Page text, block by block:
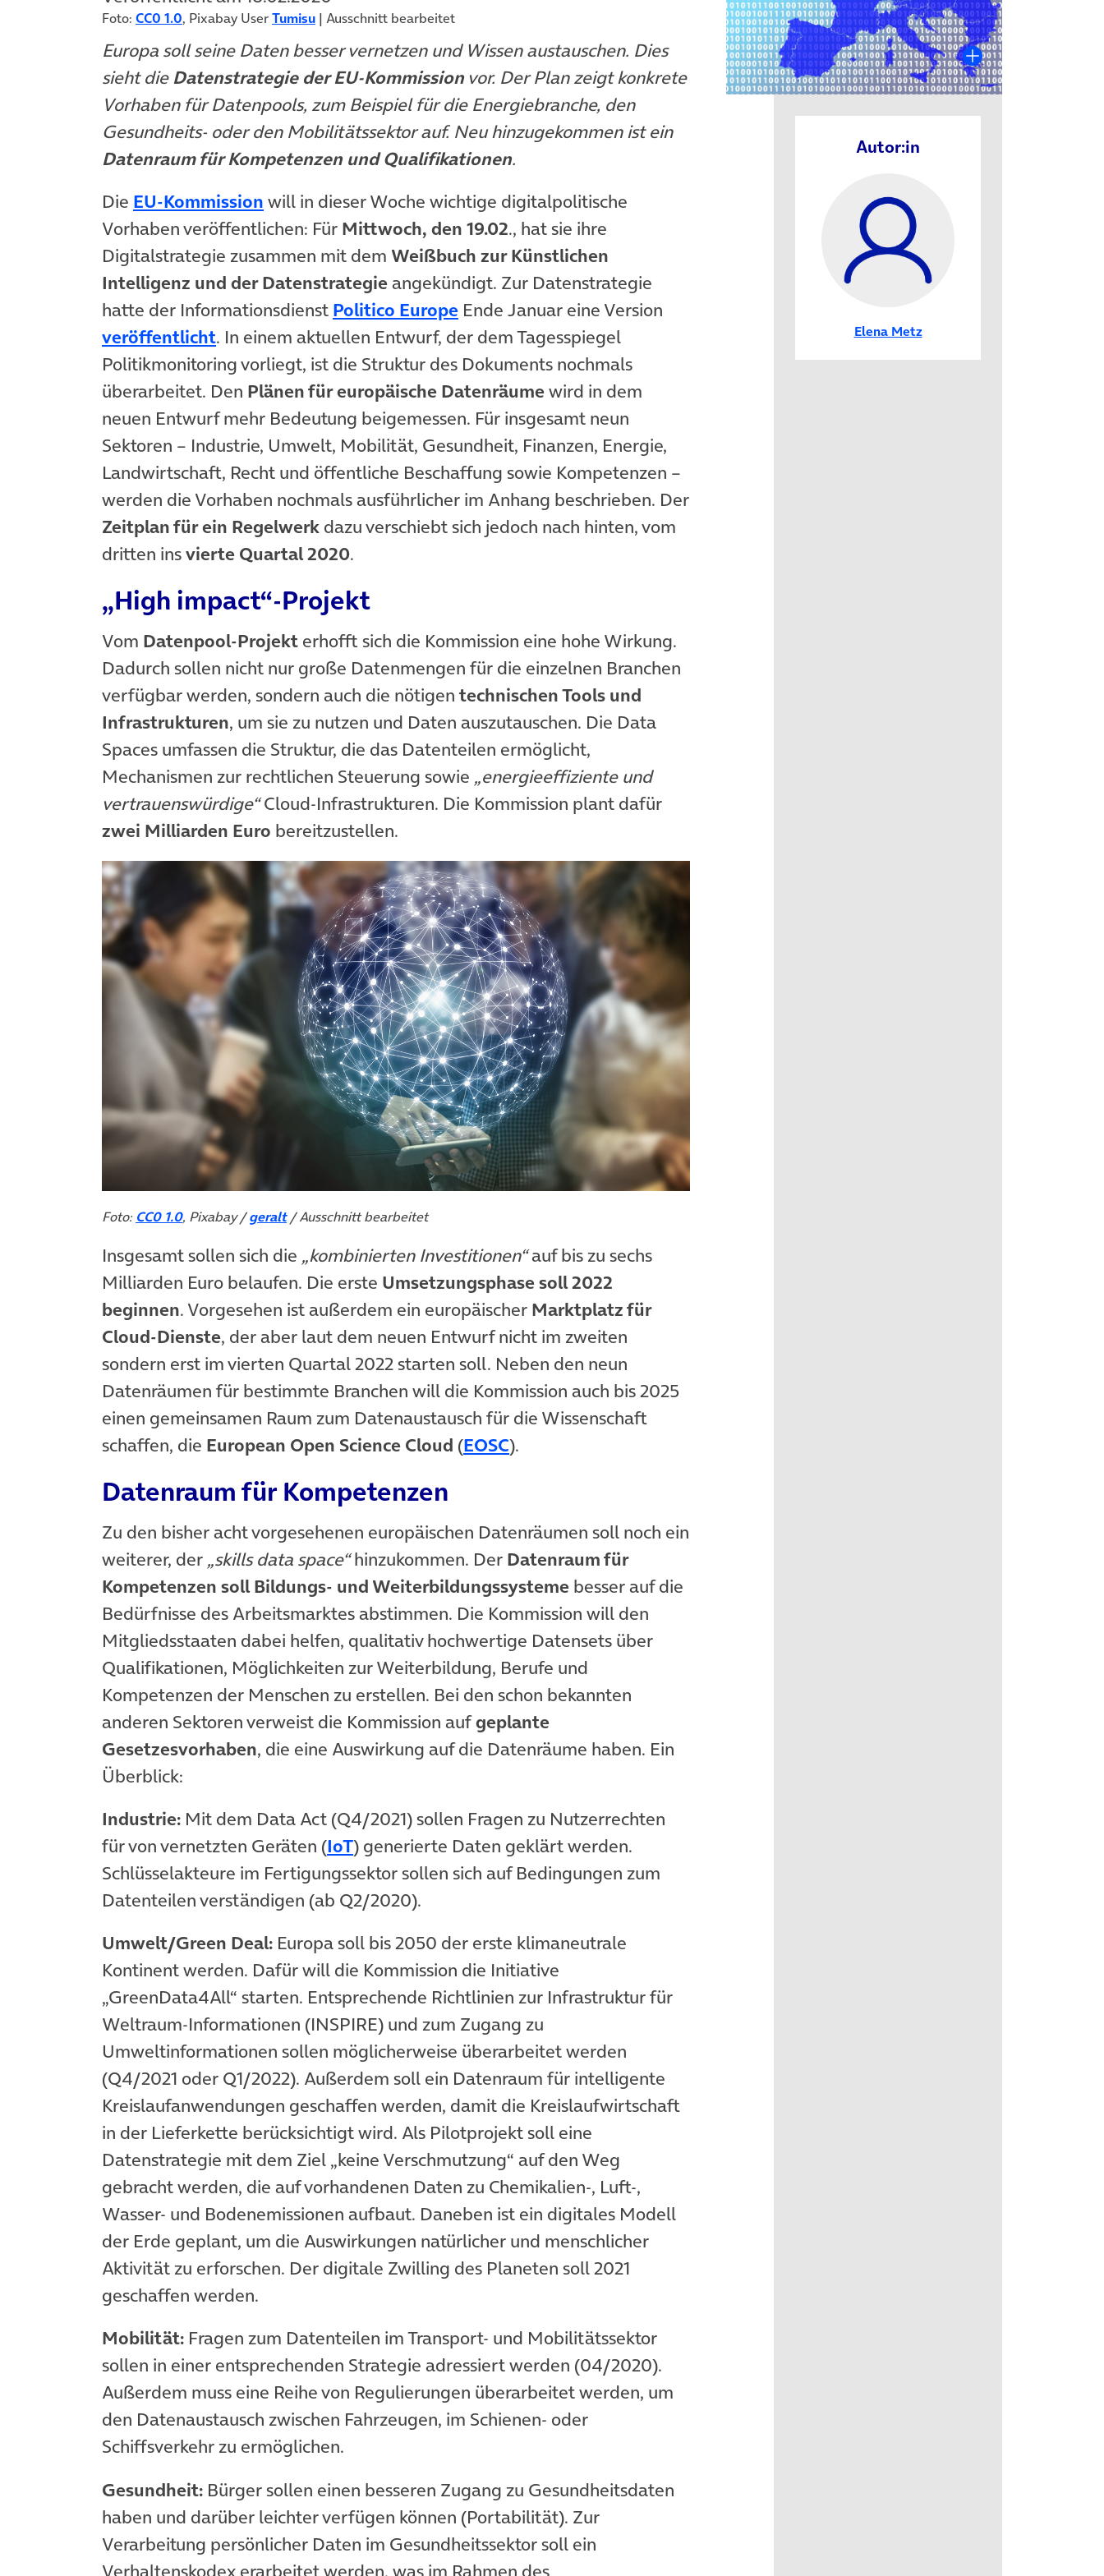
Foto: CC0 1.0, Pixabay UserTumisu | Ausschnitt bearbeitet
Europa soll seine Daten besser vernetzen und Wissen austauschen. Dies
sieht dieDatenstrategie der EU-Kommission vor. Der Plan zeigt konkrete
Vorhaben für Datenpools, zum Beispiel für die Energiebranche, den
Gesundheits- oder den Mobilitätssektor auf. Neu hinzugekommen ist ein
Datenraum für Kompetenzen und Qualifikationen.
Die EU-Kommission (öffnet in neuem Tab)
will in dieser Woche wichtige digitalpolitische
Vorhaben veröffentlichen: Für Mittwoch, den 19.02., hat sie ihre
Digitalstrategie zusammen mit dem Weißbuch zur Künstlichen
Intelligenz und der Datenstrategieangekündigt. Zur Datenstrategie
hatte der Informationsdienst Politico Europe(öffnet in neuem Tab)
Ende Januar eine Version
veröffentlicht(öffnet in neuem Tab)
. In einem aktuellen Entwurf, der dem Tagesspiegel
Politikmonitoring vorliegt, ist die Struktur des Dokuments nochmals
überarbeitet. Den Plänen für europäische Datenräumewird in dem
neuen Entwurf mehr Bedeutung beigemessen. Für insgesamt neun
Sektoren – Industrie, Umwelt, Mobilität, Gesundheit, Finanzen, Energie,
Landwirtschaft, Recht und öffentliche Beschaffung sowie Kompetenzen –
werden die Vorhaben nochmals ausführlicher im Anhang beschrieben. Der
Zeitplan für ein Regelwerk dazu verschiebt sich jedoch nach hinten, vom
dritten insvierte Quartal 2020.
„High impact“-Projekt
Vom Datenpool-Projekt erhofft sich die Kommission eine hohe Wirkung.
Dadurch sollen nicht nur große Datenmengen für die einzelnen Branchen
verfügbar werden, sondern auch die nötigen technischen Tools und
Infrastrukturen, um sie zu nutzen und Daten auszutauschen. Die Data
Spaces umfassen die Struktur, die das Datenteilen ermöglicht,
Mechanismen zur rechtlichen Steuerung sowie „energieeffiziente und
vertrauenswürdige“Cloud-Infrastrukturen. Die Kommission plant dafür
zwei Milliarden Euro bereitzustellen.
Foto: CC0 1.0, Pixabay /geralt/ Ausschnitt bearbeitet
Insgesamt sollen sich die „kombinierten Investitionen“auf bis zu sechs
Milliarden Euro belaufen. Die erste Umsetzungsphase soll 2022
beginnen. Vorgesehen ist außerdem ein europäischer Marktplatz für
Cloud-Dienste, der aber laut dem neuen Entwurf nicht im zweiten
sondern erst im vierten Quartal 2022 starten soll. Neben den neun
Datenräumen für bestimmte Branchen will die Kommission auch bis 2025
einen gemeinsamen Raum zum Datenaustausch für die Wissenschaft
schaffen, die European Open Science Cloud (EOSC(öffnet in neuem Tab)
).
Datenraum für Kompetenzen
Zu den bisher acht vorgesehenen europäischen Datenräumen soll noch ein
weiterer, der „skills data space“hinzukommen. Der Datenraum für
Kompetenzen soll Bildungs- und Weiterbildungssysteme besser auf die
Bedürfnisse des Arbeitsmarktes abstimmen. Die Kommission will den
Mitgliedsstaaten dabei helfen, qualitativ hochwertige Datensets über
Qualifikationen, Möglichkeiten zur Weiterbildung, Berufe und
Kompetenzen der Menschen zu erstellen. Bei den schon bekannten
anderen Sektoren verweist die Kommission aufgeplante
Gesetzesvorhaben, die eine Auswirkung auf die Datenräume haben. Ein
Überblick:
Industrie: Mit dem Data Act (Q4/2021) sollen Fragen zu Nutzerrechten
für von vernetzten Geräten (IoT(öffnet in neuem Tab)
) generierte Daten geklärt werden.
Schlüsselakteure im Fertigungssektor sollen sich auf Bedingungen zum
Datenteilen verständigen (ab Q2/2020).
Umwelt/Green Deal: Europa soll bis 2050 der erste klimaneutrale
Kontinent werden. Dafür will die Kommission die Initiative
„GreenData4All“ starten. Entsprechende Richtlinien zur Infrastruktur für
Weltraum-Informationen (INSPIRE) und zum Zugang zu
Umweltinformationen sollen möglicherweise überarbeitet werden
(Q4/2021 oder Q1/2022). Außerdem soll ein Datenraum für intelligente
Kreislaufanwendungen geschaffen werden, damit die Kreislaufwirtschaft
in der Lieferkette berücksichtigt wird. Als Pilotprojekt soll eine
Datenstrategie mit dem Ziel „keine Verschmutzung“ auf den Weg
gebracht werden, die auf vorhandenen Daten zu Chemikalien-, Luft-,
Wasser- und Bodenemissionen aufbaut. Daneben ist ein digitales Modell
der Erde geplant, um die Auswirkungen natürlicher und menschlicher
Aktivität zu erforschen. Der digitale Zwilling des Planeten soll 2021
geschaffen werden.
Mobilität: Fragen zum Datenteilen im Transport- und Mobilitätssektor
sollen in einer entsprechenden Strategie adressiert werden (04/2020).
Außerdem muss eine Reihe von Regulierungen überarbeitet werden, um
den Datenaustausch zwischen Fahrzeugen, im Schienen- oder
Schiffsverkehr zu ermöglichen.
Gesundheit: Bürger sollen einen besseren Zugang zu Gesundheitsdaten
haben und darüber leichter verfügen können (Portabilität). Zur
Verarbeitung persönlicher Daten im Gesundheitssektor soll ein
Verhaltenskodex erarbeitet werden, was im Rahmen des
Autor:in
Elena Metz